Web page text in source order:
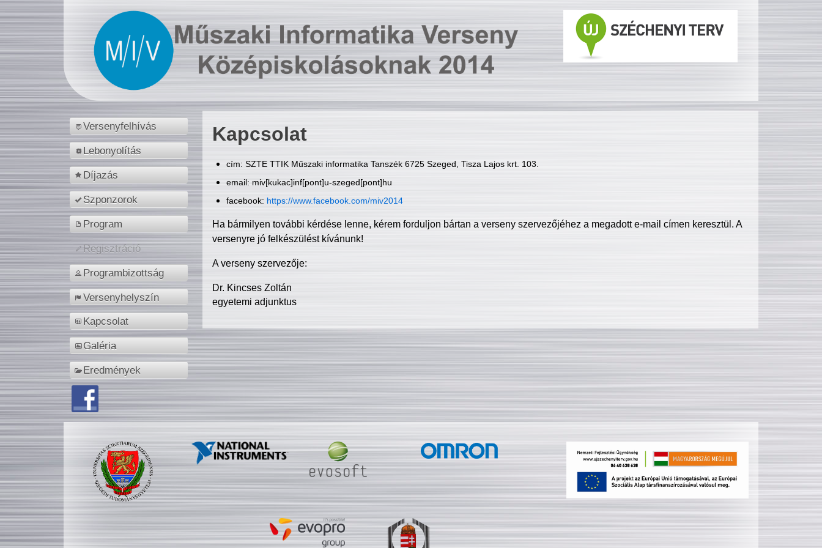
Versenyfelhívás
Lebonyolítás
Díjazás
Szponzorok
Program
Regisztráció
Programbizottság
Versenyhelyszín
Kapcsolat
Galéria
Eredmények
Kapcsolat
cím: SZTE TTIK Műszaki informatika Tanszék 6725 Szeged, Tisza Lajos krt. 103.
email: miv[kukac]inf[pont]u-szeged[pont]hu
facebook: https://www.facebook.com/miv2014
Ha bármilyen további kérdése lenne, kérem forduljon bártan a verseny szervezőjéhez a megadott e-mail címen keresztül. A
versenyre jó felkészülést kívánunk!
A verseny szervezője:
Dr. Kincses Zoltán
egyetemi adjunktus